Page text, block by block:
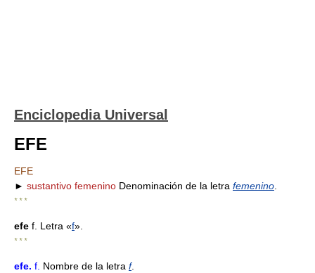
Enciclopedia Universal
EFE
EFE
► sustantivo femenino Denominación de la letra femenino
* * *
efe f. Letra «f».
* * *
efe. f. Nombre de la letra f.